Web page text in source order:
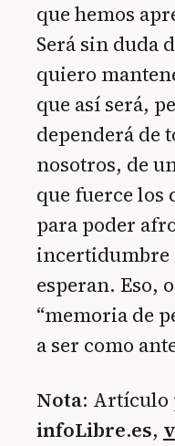
que hemos
Será sin duda
quiero
que así será,
dependerá de
nosotros, de
que fuerce los
para poder
incertidumbre
esperan. Eso,
“memoria de
a ser como
Nota: Artículo
infoLibre.es,